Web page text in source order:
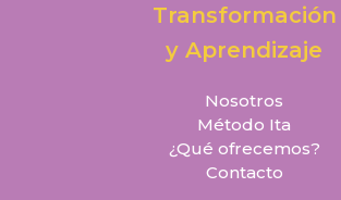
Transformación
y Aprendizaje
Nosotros
Método Ita
¿Qué ofrecemos?
Contacto